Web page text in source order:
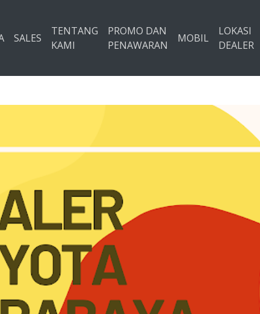
SALES
TENTANG
KAMI
PROMO DAN
PENAWARAN
MOBIL
LOKASI
DEALER